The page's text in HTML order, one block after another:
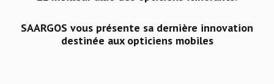
SAARGOS vous présente sa dernière innovation
destinée aux opticiens mobiles